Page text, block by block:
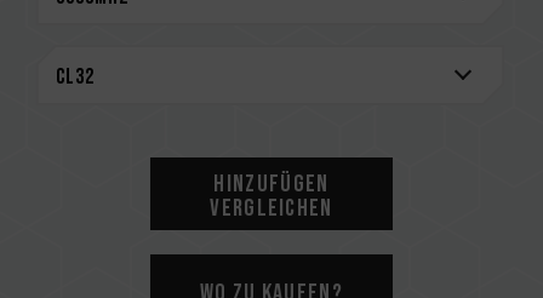
Zuverlässigkeit ausgewählt
Eine vollständige Liste der kompatiblen
Plattformen finden Sie im Abschnitt
„Kompatibilitätsabfrage“.
Bitte prüfen Sie vor dem Kauf von
Speicherprodukten die vom Motherboard-
Hinzufügen
Vergleichen